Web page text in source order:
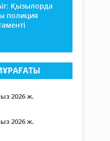
Қызылорда
полиция
2026 ж.
2026 ж.